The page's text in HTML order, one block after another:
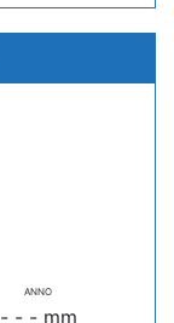
ANNO
- - - mm